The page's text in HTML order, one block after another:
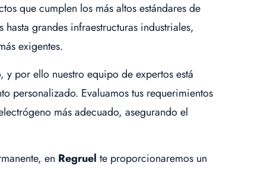
que cumplen los más altos estándares de
grandes infraestructuras industriales,
exigentes.
por ello nuestro equipo de expertos está
personalizado. Evaluamos tus requerimientos
más adecuado, asegurando el
en Regruel te proporcionaremos un